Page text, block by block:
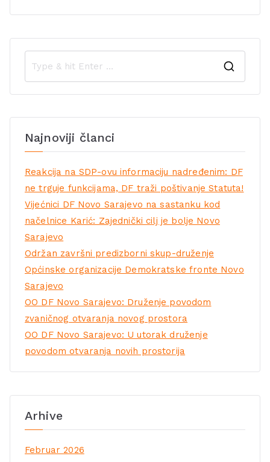
Najnoviji članci
Reakcija na SDP-ovu informaciju nadređenim: DF
ne trguje funkcijama, DF traži poštivanje Statuta!
Vijećnici DF Novo Sarajevo na sastanku kod
načelnice Karić: Zajednički cilj je bolje Novo
Sarajevo
Održan završni predizborni skup-druženje
Općinske organizacije Demokratske fronte Novo
Sarajevo
OO DF Novo Sarajevo: Druženje povodom
zvaničnog otvaranja novog prostora
OO DF Novo Sarajevo: U utorak druženje
povodom otvaranja novih prostorija
Arhive
Februar 2026